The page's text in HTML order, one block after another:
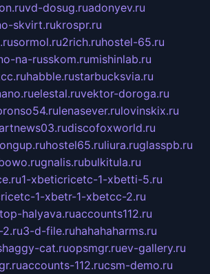
vd-dosug.ruadonyev.ru
skvirt.rukrospr.ru
sormol.ru2rich.ruhostel-65.ru
na-russkom.rumishinlab.ru
habble.rustarbucksvia.ru
elestal.ruvektor-doroga.ru
lenasever.rulovinskix.ru
discofoxworld.ru
hostel65.ruliura.ruglasspb.ru
gnalis.rubulkitula.ru
1-xbeticricetc-1-xbetti-5.ru
1-xbetr-1-xbetcc-2.ru
top-halyava.ruaccounts112.ru
3-d-file.ruhahahaharms.ru
cat.ruopsmgr.ruev-gallery.ru
accounts-112.rucsm-demo.ru